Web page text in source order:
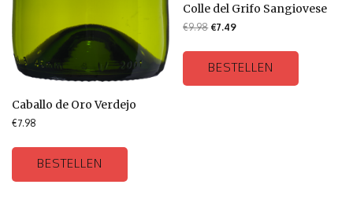
Caballo de Oro Verdejo
€7.98
BESTELLEN
Colle del Grifo Sangiovese
€9.98 €7.49
BESTELLEN